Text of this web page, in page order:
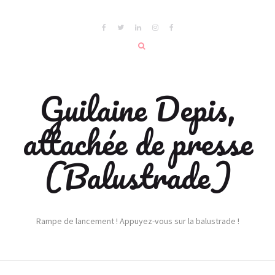
Guilaine Depis,
attachée de presse
(Balustrade)
Rampe de lancement ! Appuyez-vous sur la balustrade !